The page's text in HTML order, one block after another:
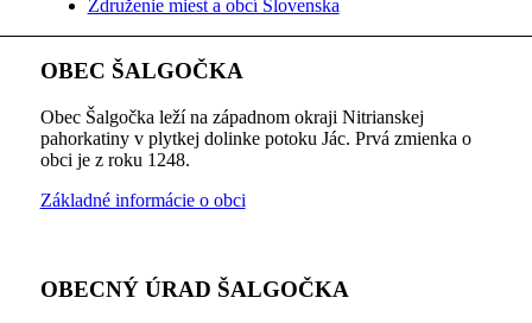
Združenie miest a obcí Slovenska
OBEC ŠALGOČKA
Obec Šalgočka leží na západnom okraji Nitrianskej
pahorkatiny v plytkej dolinke potoku Jác. Prvá zmienka o
obci je z roku 1248.
Základné informácie o obci
OBECNÝ ÚRAD ŠALGOČKA